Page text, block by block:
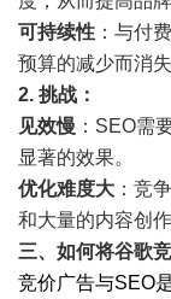
可持续性 ：与付
预算的减少而消失
2. 挑战 ：
见效慢 ：SEO需
显著的效果。
优化难度大 ：竞
和大量的内容创作
三、如何将谷歌
竞价广告与SEO